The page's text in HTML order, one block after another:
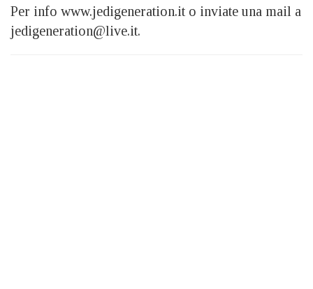
Per info www.jedigeneration.it o inviate una mail a
jedigeneration@live.it.